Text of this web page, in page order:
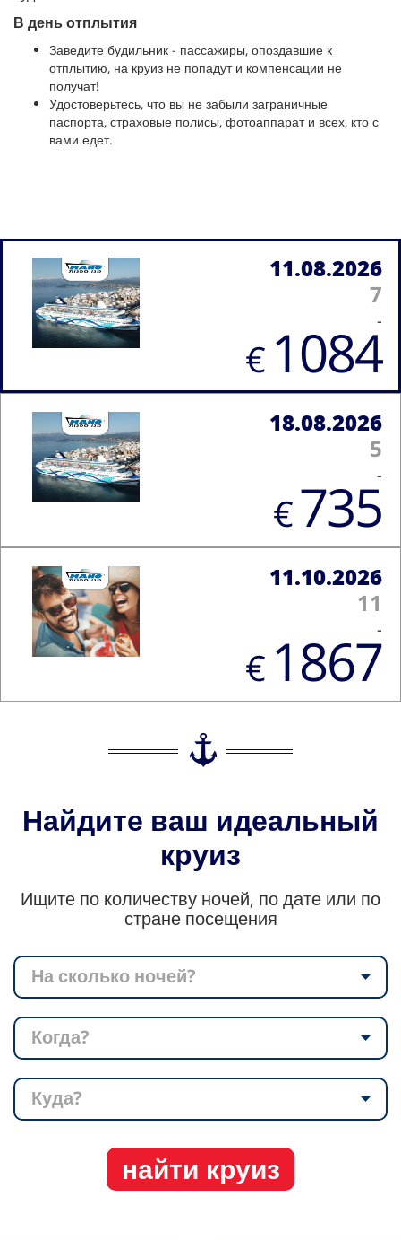
В день отплытия
Заведите будильник - пассажиры, опоздавшие к
отплытию, на круиз не попадут и компенсации не
получат!
Удостоверьтесь, что вы не забыли заграничные
паспорта, страховые полисы, фотоаппарат и всех, кто с
вами едет.
11.08.2026
7
-
€ 1084
18.08.2026
5
-
€735
11.10.2026
11
-
€ 1867
Найдите ваш идеальный
круиз
Ищите по количеству ночей, по дате или по
стране посещения
На сколько ночей?
Когда?
Куда?
найти круиз